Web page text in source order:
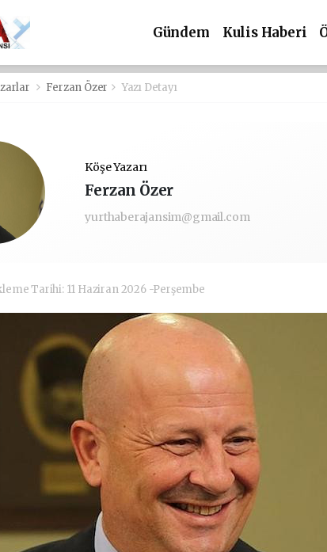
Gündem Kulis Haberi
Ferzan Özer Yazı Detayı
Köşe Yazarı
Ferzan Özer
yurthaberajansim@gmail.com
Tarihi: 11 Haziran 2026 -Perşembe